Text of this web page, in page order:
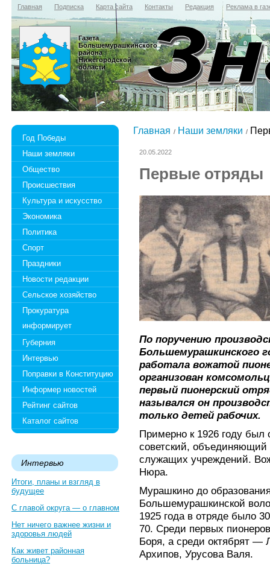
Главная Подписка Карта сайта Контакты Редакция Реклама в
Газета
Большемурашкинского
района
Нижегородской
области
Год Победы
Наши земляки
Общество
Происшествия
Культура и искусство
Экономика
Политика
Спорт
Праздники
Новости редакции
Сельское хозяйство
Прокуратура
информирует
Губерния
Интервью
Поправки в Конституцию
Информер новостей
Рейтинг сайтов
Каталог сайтов
Интервью
Итоги, планы и взгляд в
будущее
С главой округа — о главном
Нет ничего важнее жизни и
здоровья людей
Как живет районная
больница?
Главная Наши земляки
20.05.2022
Первые отряды
По поручению
Большемурашкинского
работала вожатой
организован
первый пионерский
назывался он
только детей рабочих.
Примерно к 1926 году был
советский, объединяющий
служащих учреждений.
Нюра.
Мурашкино до
Большемурашкинской
1925 года в отряде было
70. Среди первых
Боря, а среди октябрят
Архипов, Урусова Валя.